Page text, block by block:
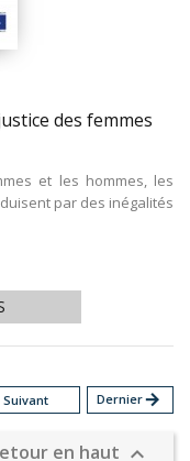
des femmes
et les hommes, les
par des inégalités
Suivant Dernierarrow_forward
en haut 